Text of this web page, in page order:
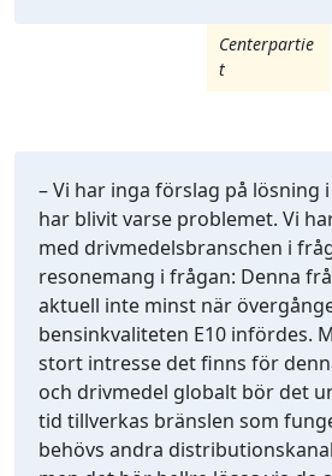
Centerpartie
t
– Vi har inga förslag på lösning
har blivit varse problemet. Vi
med drivmedelsbranschen i
resonemang i frågan: Denna
aktuell inte minst när
bensinkvaliteten E10 infördes.
stort intresse det finns för
och drivmedel globalt bör det
tid tillverkas bränslen som
behövs andra